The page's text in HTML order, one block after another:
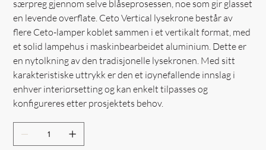
særpreg gjennom selve blåseprosessen, noe som gir glasset
en levende overflate. Ceto Vertical lysekrone består av
flere Ceto-lamper koblet sammen i et vertikalt format, med
et solid lampehus i maskinbearbeidet aluminium. Dette er
en nytolkning av den tradisjonelle lysekronen. Med sitt
karakteristiske uttrykk er den et iøynefallende innslag i
enhver interiørsetting og kan enkelt tilpasses og
konfigureres etter prosjektets behov.